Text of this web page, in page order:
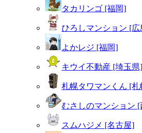
タカリンゴ [福岡]
ひろしマンション [広
よかレジ [福岡]
キウイ不動産 [埼玉県]
札幌タワマンくん [札
むさしのマンション
スムハジメ [名古屋]